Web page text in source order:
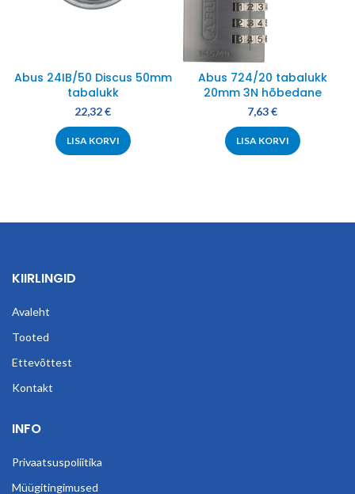
Abus 24IB/50 Discus 50mm
tabalukk
22,32€
LISA KORVI
Abus 724/20 tabalukk
20mm 3N hõbedane
7,63€
LISA KORVI
KIIRLINGID
Avaleht
Tooted
Ettevõttest
Kontakt
INFO
Privaatsuspoliitika
Müügitingimused